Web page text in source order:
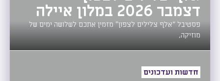
דצמבר 2026 במלון איילה
פסטיבל “אלף צלילים לצפון” מזמין אתכם לשלושה ימים של
מוזיקה,
חדשות ועדכונים